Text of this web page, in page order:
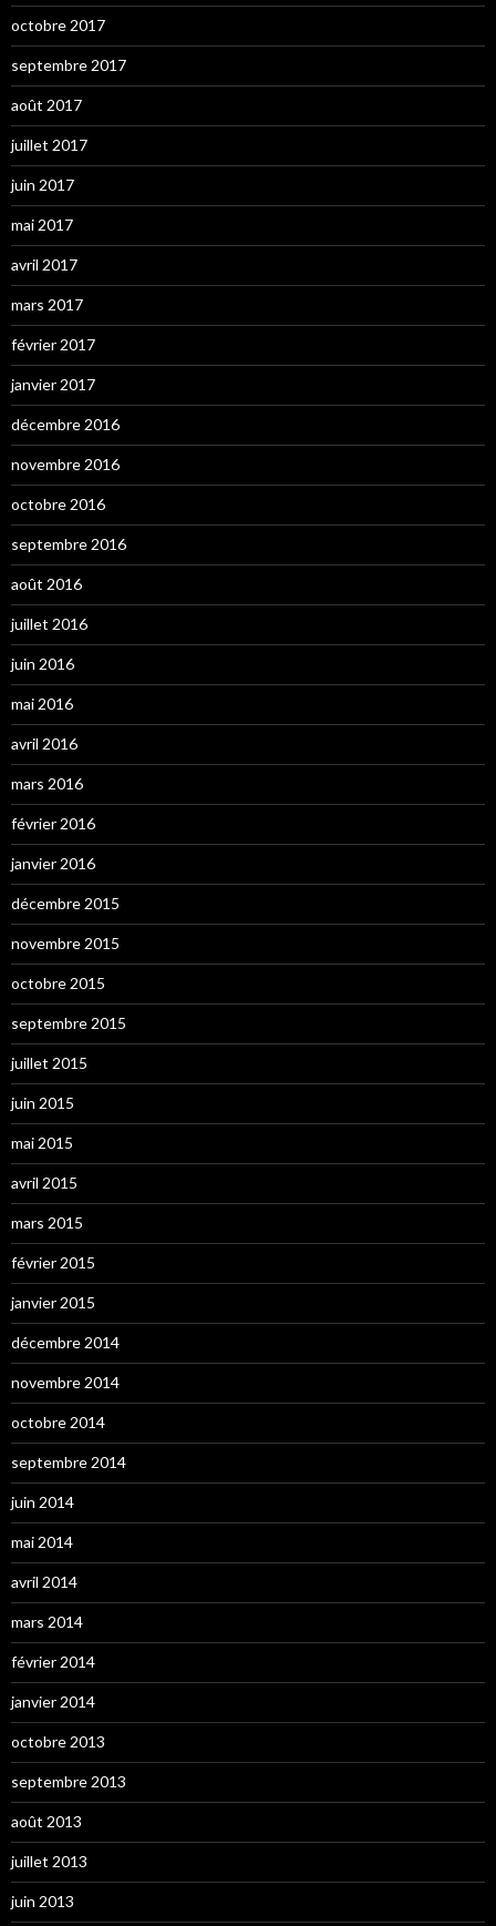
octobre 2017
septembre 2017
août 2017
juillet 2017
juin 2017
mai 2017
avril 2017
mars 2017
février 2017
janvier 2017
décembre 2016
novembre 2016
octobre 2016
septembre 2016
août 2016
juillet 2016
juin 2016
mai 2016
avril 2016
mars 2016
février 2016
janvier 2016
décembre 2015
novembre 2015
octobre 2015
septembre 2015
juillet 2015
juin 2015
mai 2015
avril 2015
mars 2015
février 2015
janvier 2015
décembre 2014
novembre 2014
octobre 2014
septembre 2014
juin 2014
mai 2014
avril 2014
mars 2014
février 2014
janvier 2014
octobre 2013
septembre 2013
août 2013
juillet 2013
juin 2013